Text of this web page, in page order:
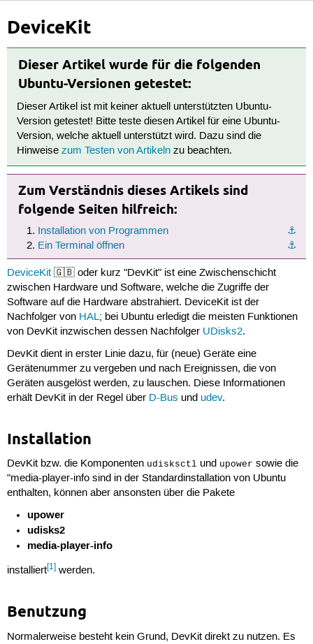
DeviceKit
Dieser Artikel wurde für die folgenden
Ubuntu-Versionen getestet:
Dieser Artikel ist mit keiner aktuell unterstützten Ubuntu-
Version getestet! Bitte teste diesen Artikel für eine Ubuntu-
Version, welche aktuell unterstützt wird. Dazu sind die
Hinweisezum Testen von Artikeln zu beachten.
Zum Verständnis dieses Artikels sind
folgende Seiten hilfreich:
⚓︎
Installation von Programmen
⚓︎
Ein Terminal öffnen
DeviceKit🇬🇧 oder kurz "DevKit" ist eine Zwischenschicht
zwischen Hardware und Software, welche die Zugriffe der
Software auf die Hardware abstrahiert. DeviceKit ist der
Nachfolger von HAL; bei Ubuntu erledigt die meisten Funktionen
von DevKit inzwischen dessen Nachfolger UDisks2.
DevKit dient in erster Linie dazu, für (neue) Geräte eine
Gerätenummer zu vergeben und nach Ereignissen, die von
Geräten ausgelöst werden, zu lauschen. Diese Informationen
erhält DevKit in der Regel über D-Bus und udev.
Installation
DevKit bzw. die Komponenten udisksctl und upower sowie die
"media-player-info sind in der Standardinstallation von Ubuntu
enthalten, können aber ansonsten über die Pakete
upower
udisks2
media-player-info
installiert[1]werden.
Benutzung
Normalerweise besteht kein Grund, DevKit direkt zu nutzen. Es